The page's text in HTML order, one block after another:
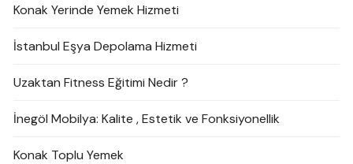
Konak Yerinde Yemek Hizmeti
İstanbul Eşya Depolama Hizmeti
Uzaktan Fitness Eğitimi Nedir ?
İnegöl Mobilya: Kalite , Estetik ve Fonksiyonellik
Konak Toplu Yemek